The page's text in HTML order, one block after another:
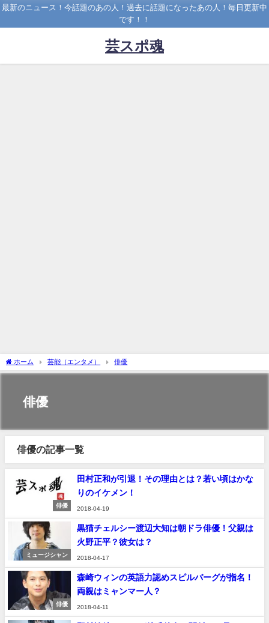
最新のニュース！今話題のあの人！過去に話題になったあの人！毎日更新中
です！！
芸スポ魂
ホーム 芸能（エンタメ） 俳優
俳優
俳優の記事一覧
俳優
田村正和が引退！その理由とは？若い頃はかな
りのイケメン！
2018-04-19
ミュージシャン
黒猫チェルシー渡辺大知は朝ドラ俳優！父親は
火野正平？彼女は？
2018-04-17
俳優
森崎ウィンの英語力認めスピルバーグが指名！
両親はミャンマー人？
2018-04-11